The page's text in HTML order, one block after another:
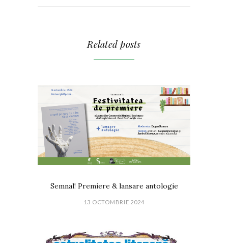
Related posts
Semnal! Premiere & lansare antologie
13 OCTOMBRIE 2024